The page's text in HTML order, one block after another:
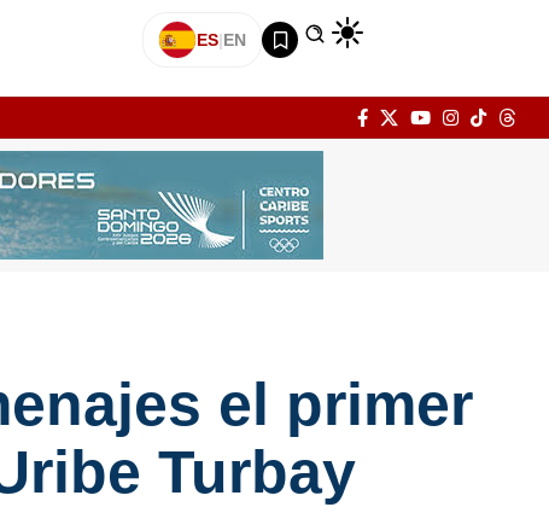
ES|EN
el primer
Turbay